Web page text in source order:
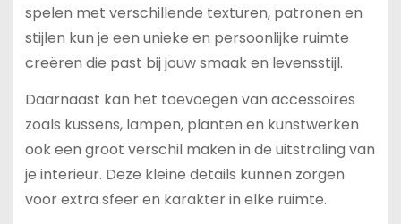
spelen met verschillende texturen, patronen en
stijlen kun je een unieke en persoonlijke ruimte
creëren die past bij jouw smaak en levensstijl.
Daarnaast kan het toevoegen van accessoires
zoals kussens, lampen, planten en kunstwerken
ook een groot verschil maken in de uitstraling van
je interieur. Deze kleine details kunnen zorgen
voor extra sfeer en karakter in elke ruimte.